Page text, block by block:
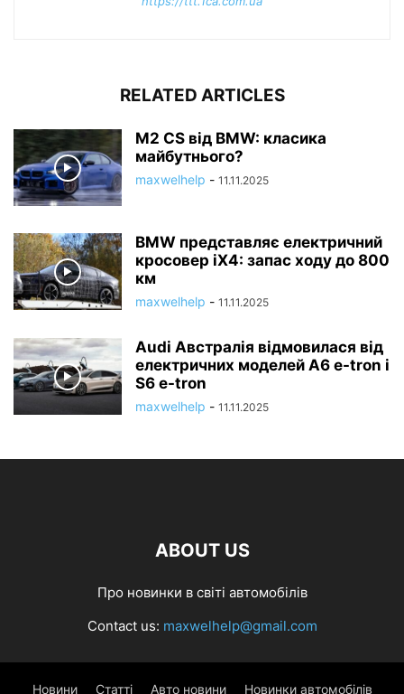
RELATED ARTICLES
M2 CS від BMW: класика
майбутнього?
maxwelhelp - 11.11.2025
BMW представляє електричний
кросовер iX4: запас ходу до 800
км
maxwelhelp - 11.11.2025
Audi Австралія відмовилася від
електричних моделей A6 e-tron і
S6 e-tron
maxwelhelp - 11.11.2025
ABOUT US
Про новинки в світі автомобілів
Contact us: maxwelhelp@gmail.com
Новини Статті Авто новини Новинки автомобілів